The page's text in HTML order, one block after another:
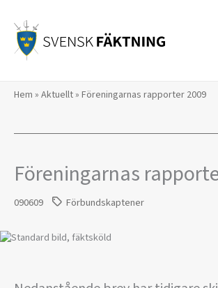
innehåll
Hem » Aktuellt» Föreningarnas rapporter 2009
Föreningarnas
090609 Förbundskaptener